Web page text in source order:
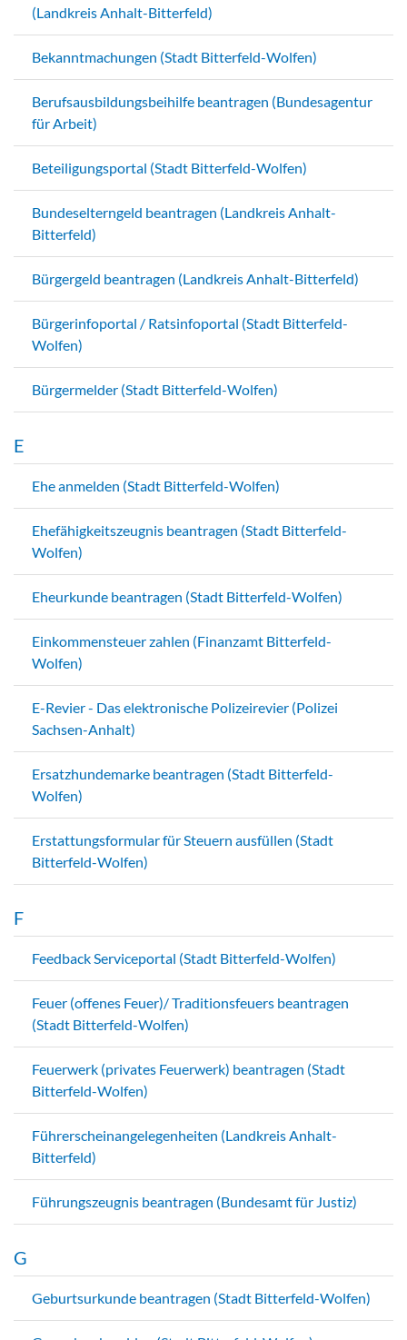
(Landkreis Anhalt-Bitterfeld)
Bekanntmachungen (Stadt Bitterfeld-Wolfen)
Berufsausbildungsbeihilfe beantragen (Bundesagentur
für Arbeit)
Beteiligungsportal (Stadt Bitterfeld-Wolfen)
Bundeselterngeld beantragen (Landkreis Anhalt-
Bitterfeld)
Bürgergeld beantragen (Landkreis Anhalt-Bitterfeld)
Bürgerinfoportal / Ratsinfoportal (Stadt Bitterfeld-
Wolfen)
Bürgermelder (Stadt Bitterfeld-Wolfen)
E
Ehe anmelden (Stadt Bitterfeld-Wolfen)
Ehefähigkeitszeugnis beantragen (Stadt Bitterfeld-
Wolfen)
Eheurkunde beantragen (Stadt Bitterfeld-Wolfen)
Einkommensteuer zahlen (Finanzamt Bitterfeld-
Wolfen)
E-Revier - Das elektronische Polizeirevier (Polizei
Sachsen-Anhalt)
Ersatzhundemarke beantragen (Stadt Bitterfeld-
Wolfen)
Erstattungsformular für Steuern ausfüllen (Stadt
Bitterfeld-Wolfen)
F
Feedback Serviceportal (Stadt Bitterfeld-Wolfen)
Feuer (offenes Feuer)/ Traditionsfeuers beantragen
(Stadt Bitterfeld-Wolfen)
Feuerwerk (privates Feuerwerk) beantragen (Stadt
Bitterfeld-Wolfen)
Führerscheinangelegenheiten (Landkreis Anhalt-
Bitterfeld)
Führungszeugnis beantragen (Bundesamt für Justiz)
G
Geburtsurkunde beantragen (Stadt Bitterfeld-Wolfen)